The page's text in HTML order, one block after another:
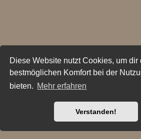
Diese Website nutzt Cookies, um dir
bestmöglichen Komfort bei der
bieten. Mehr erfahren
Verstanden!